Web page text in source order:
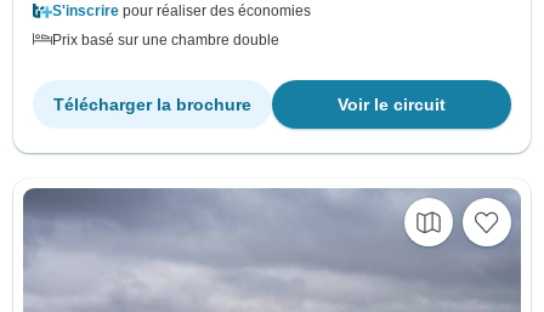
S'inscrire pour réaliser des économies
Prix basé sur une chambre double
Voir le circuit
Télécharger la brochure